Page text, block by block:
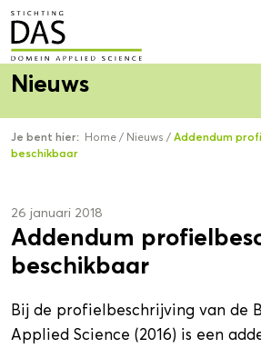
Nieuws
Je bent hier: Home / Nieuws / Addendum
beschikbaar
26 januari 2018
Addendum
beschikbaar
Bij de profielbeschrijving van de
Applied Science (2016) is een